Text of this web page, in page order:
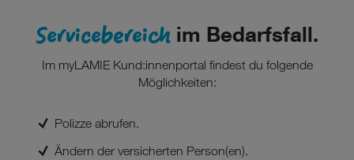
Servicebereichim Bedarfsfall.
Im myLAMIE Kund:innenportal findest du folgende
Möglichkeiten:
Polizze abrufen.
Ändern der versicherten Person(en).